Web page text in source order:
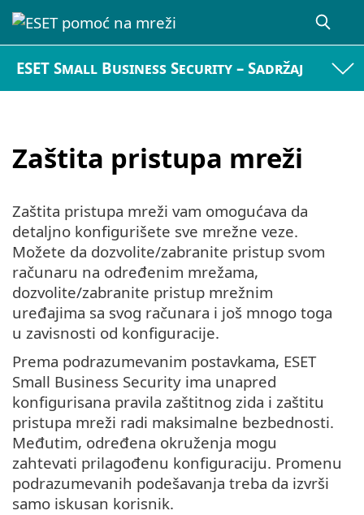
ESET Small Business Security – Sadržaj
Zaštita pristupa mreži
Zaštita pristupa mreži vam omogućava da
detaljno konfigurišete sve mrežne veze.
Možete da dozvolite/zabranite pristup svom
računaru na određenim mrežama,
dozvolite/zabranite pristup mrežnim
uređajima sa svog računara i još mnogo toga
u zavisnosti od konfiguracije.
Prema podrazumevanim postavkama, ESET
Small Business Security ima unapred
konfigurisana pravila zaštitnog zida i zaštitu
pristupa mreži radi maksimalne bezbednosti.
Međutim, određena okruženja mogu
zahtevati prilagođenu konfiguraciju. Promenu
podrazumevanih podešavanja treba da izvrši
samo iskusan korisnik.